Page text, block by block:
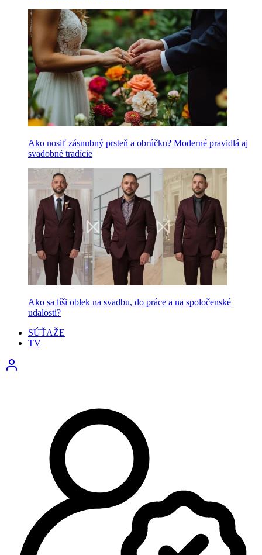
Ako nosiť zásnubný prsteň a obrúčku? Moderné pravidlá aj
svadobné tradície
Ako sa líši oblek na svadbu, do práce a na spoločenské
udalosti?
SÚŤAŽE
TV